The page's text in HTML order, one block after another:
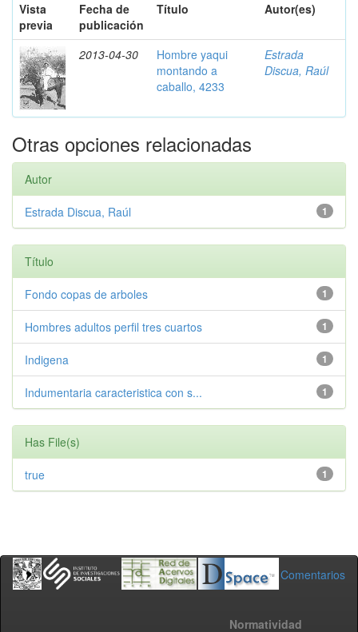
Vista
previa
Fecha de
publicación
Título Autor(es)
2013-04-30
Hombre yaqui
montando a
caballo, 4233
Estrada
Discua, Raúl
Otras opciones relacionadas
Autor
1
Estrada Discua, Raúl
Título
1
Fondo copas de arboles
1
Hombres adultos perfil tres cuartos
1
Indigena
1
Indumentaria caracteristica con s...
Has File(s)
1
true
Comentarios
Normatividad